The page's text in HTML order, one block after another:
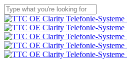
Skip
to
main
content
Close
Search